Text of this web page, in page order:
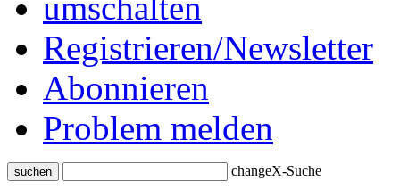
Registrieren/Newsletter
Abonnieren
Problem melden
suchen changeX-Suche